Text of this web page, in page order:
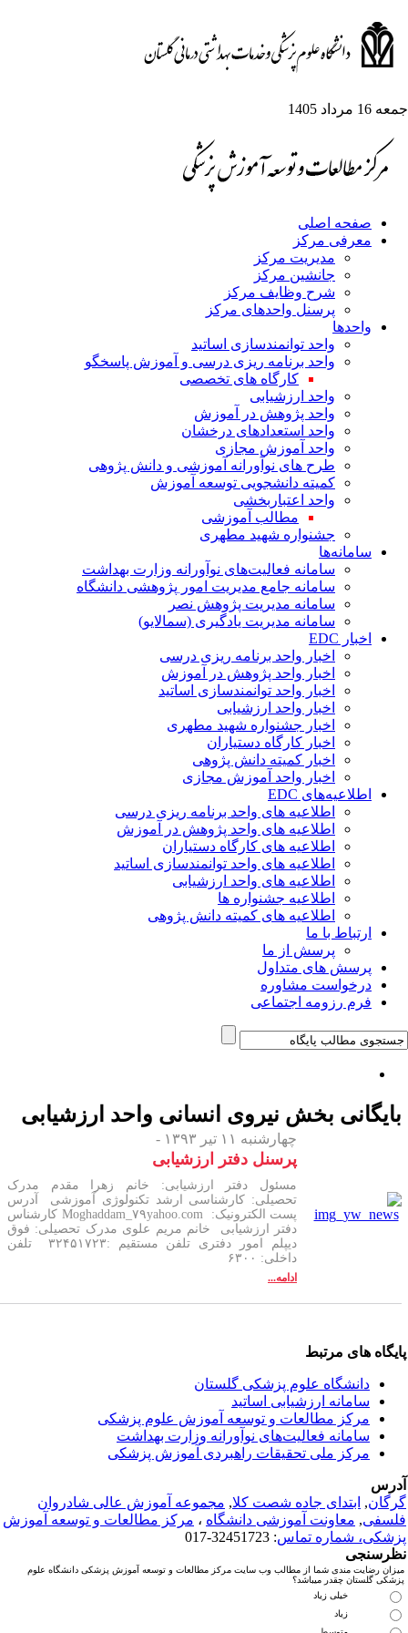
مرداد 1405
صفحه اصلی
معرفی مرکز
مدیریت مرکز
جانشین مرکز
شرح وظایف مرکز
پرسنل واحدهای مرکز
واحدها
واحد توانمندسازی اساتید
واحد برنامه ریزی درسی و آموزش پاسخگو
کارگاه های تخصصی
واحد ارزشیابی
واحد پژوهش در آموزش
واحد استعدادهای درخشان
واحد آموزش مجازی
طرح های نوآورانه آموزشی و دانش پژوهی
کمیته دانشجویی توسعه آموزش
واحد اعتباربخشی
مطالب آموزشی
جشنواره شهید مطهری
سامانه‌ها
سامانه فعالیت‌های نوآورانه وزارت بهداشت
سامانه جامع مدیریت امور پژوهشی دانشگاه
سامانه مدیریت پژوهش نصر
سامانه مدیریت یادگیری (سمالایو)
اخبار EDC
اخبار واحد برنامه ریزی درسی
اخبار واحد پژوهش در آموزش
اخبار واحد توانمندسازی اساتید
اخبار واحد ارزشیابی
اخبار جشنواره شهید مطهری
اخبار کارگاه دستیاران
اخبار کمیته دانش پژوهی
اخبار واحد آموزش مجازی
اطلاعیه‌های EDC
اطلاعیه های واحد برنامه ریزی درسی
اطلاعیه های واحد پژوهش در آموزش
اطلاعیه های کارگاه دستیاران
اطلاعیه های واحد توانمندسازی اساتید
اطلاعیه های واحد ارزشیابی
اطلاعیه جشنواره ها
اطلاعیه های کمیته دانش پژوهی
ارتباط با ما
پرسش از ما
پرسش های متداول
درخواست مشاوره
فرم رزومه اجتماعی
بخش نیروی انسانی واحد ارزشیابی
چهارشنبه ۱۱ تیر ۱۳۹۳ -
پرسنل دفتر ارزشیابی
مسئول دفتر ارزشیابی: خانم زهرا مقدم مدرک
تحصیلی: کارشناسی ارشد تکنولوژی آموزشی آدرس
پست الکترونیک: Moghaddam_۷۹yahoo.com کارشناس
دفتر ارزشیابی خانم مریم علوی مدرک تحصیلی: فوق
دیپلم امور دفتری تلفن مستقیم :۳۲۴۵۱۷۲۳ تلفن
داخلی: ۶۳۰۰
ادامه...
های مرتبط
دانشگاه علوم پزشکی گلستان
سامانه ارزشیابی اساتید
مرکز مطالعات و توسعه آموزش علوم پزشکی
سامانه فعالیت‌های نوآورانه وزارت بهداشت
مرکز ملی تحقیقات راهبردی آموزش پزشکی
,ابتدای جاده شصت کلا,مجموعه آموزش عالی شادروان
, معاونت آموزشی دانشگاه، مرکز مطالعات و توسعه آموزش
شماره تماس: 32451723-017
رضایت مندی شما از مطالب وب سایت مرکز مطالعات و توسعه آموزش پزشکی دانشگاه علوم
گلستان چقدر میباشد؟
خیلی زیاد
زیاد